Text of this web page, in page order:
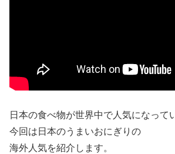
日本の食べ物が世界中で人気になって
今回は日本のうまいおにぎりの
海外人気を紹介します。